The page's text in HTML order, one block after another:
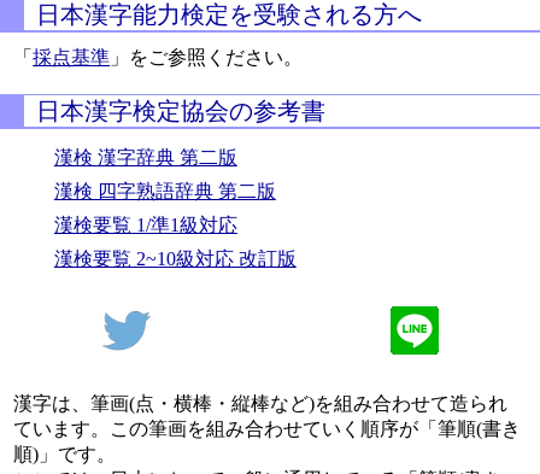
日本漢字能力検定を受験される方へ
「採点基準 」をご参照ください。
日本漢字検定協会の参考書
漢検 漢字辞典 第二版
漢検 四字熟語辞典 第二版
漢検要覧 1/準1級対応
漢検要覧 2~10級対応 改訂版
漢字は、筆画(点・横棒・縦棒など)を組み合わせて造られ
ています。この筆画を組み合わせていく順序が「筆順(書き
順)」です。